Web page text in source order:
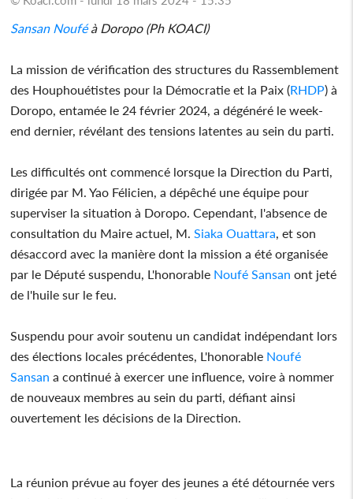
Sansan Nouféà Doropo (Ph KOACI)
La mission de vérification des structures du Rassemblement
des Houphouétistes pour la Démocratie et la Paix (RHDP) à
Doropo, entamée le 24 février 2024, a dégénéré le week-
end dernier, révélant des tensions latentes au sein du parti.
Les difficultés ont commencé lorsque la Direction du Parti,
dirigée par M. Yao Félicien, a dépêché une équipe pour
superviser la situation à Doropo. Cependant, l'absence de
consultation du Maire actuel, M. Siaka Ouattara , et son
désaccord avec la manière dont la mission a été organisée
par le Député suspendu, L'honorable Noufé Sansan ont jeté
de l'huile sur le feu.
Suspendu pour avoir soutenu un candidat indépendant lors
des élections locales précédentes, L'honorable Noufé
Sansan a continué à exercer une influence, voire à nommer
de nouveaux membres au sein du parti, défiant ainsi
ouvertement les décisions de la Direction.
La réunion prévue au foyer des jeunes a été détournée vers